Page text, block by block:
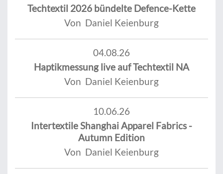
Techtextil 2026 bündelte Defence-Kette
Von Daniel Keienburg
04.08.26
Haptikmessung live auf Techtextil NA
Von Daniel Keienburg
10.06.26
Intertextile Shanghai Apparel Fabrics -
Autumn Edition
Von Daniel Keienburg